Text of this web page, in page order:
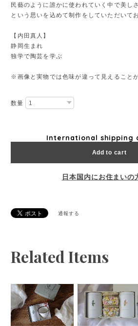
民藝のように誰かに使われていく中で美し
という思いを込めて制作をしていただいて
【内田真人】
静岡生まれ
独学で陶芸を学ぶ
※画像と実物では色味が違って見えること
数量
International shipping
Add to cart
日本国内にお住まいの
通報する
Related Items